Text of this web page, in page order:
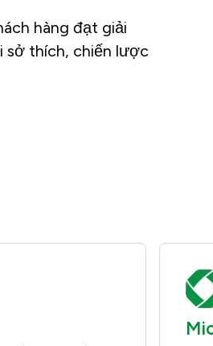
hàng đạt giải
sở thích, chiến lược